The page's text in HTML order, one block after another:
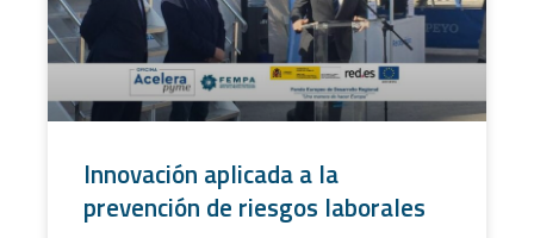
Innovación aplicada a la
prevención de riesgos laborales